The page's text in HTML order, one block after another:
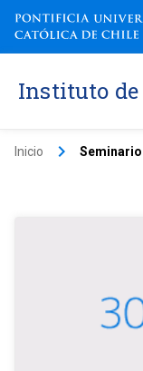
Instituto
Inicio keyboard_arrow_right